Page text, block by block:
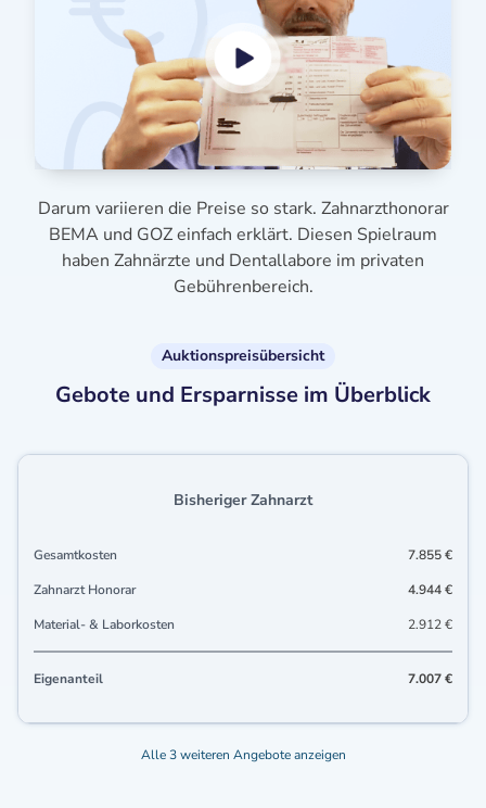
Darum variieren die Preise so stark. Zahnarzthonorar
BEMA und GOZ einfach erklärt. Diesen Spielraum
haben Zahnärzte und Dentallabore im privaten
Gebührenbereich.
Auktionspreisübersicht
Gebote und Ersparnisse im Überblick
Bisheriger Zahnarzt
Gesamtkosten
7.855 €
Zahnarzt Honorar
4.944 €
Material- & Laborkosten
2.912 €
Eigenanteil 7.007 €
Alle 3 weiteren Angebote anzeigen